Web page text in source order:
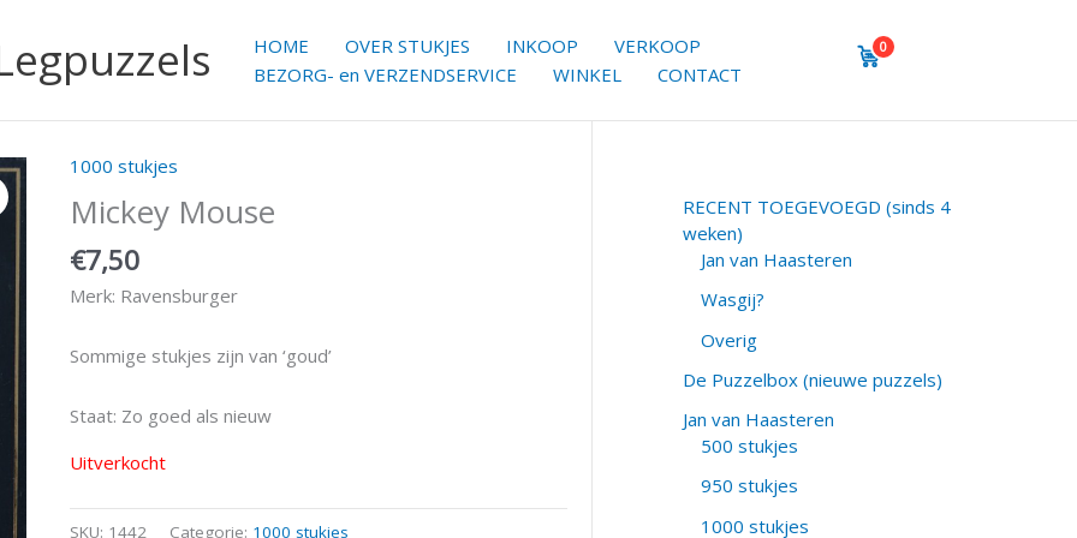
HOME OVER STUKJES INKOOP
VERKOOP
BEZORG- en VERZENDSERVICE
WINKEL CONTACT
0
1000 stukjes
Mickey Mouse
€7,50
Merk: Ravensburger
Sommige stukjes zijn van ‘goud’
Staat: Zo goed als nieuw
Uitverkocht
SKU: 1442 Categorie: 1000 stukjes
RECENT TOEGEVOEGD (sinds 4
weken)
Jan van Haasteren
Wasgij?
Overig
De Puzzelbox (nieuwe puzzels)
Jan van Haasteren
500 stukjes
950 stukjes
1000 stukjes